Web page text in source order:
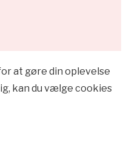
at gøre din oplevelse
kan du vælge cookies